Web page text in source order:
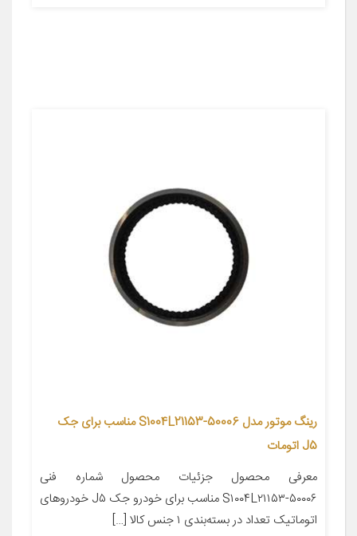
رینگ موتور مدل S1004L21153-50006 مناسب برای جک
J5 اتومات
معرفی محصول جزئیات محصول شماره فنی
S۱۰۰۴L۲۱۱۵۳-۵۰۰۰۶ مناسب برای خودرو جک J۵ خودروهای
اتوماتیک تعداد در بسته‌بندی ۱ جنس کالا […]